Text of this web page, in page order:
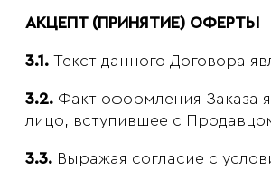
АКЦЕПТ (ПРИНЯТИЕ) ОФЕРТЫ
3.1. Текст данного Договора
3.2. Факт оформления Заказа
лицо, вступившее с
3.3. Выражая согласие с